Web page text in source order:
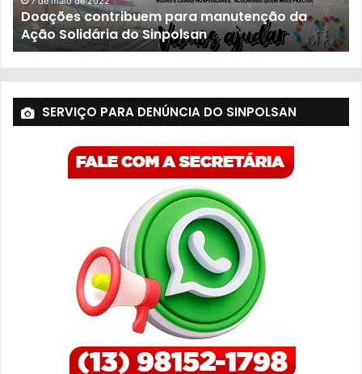
23 de novembro de 2021
População sofre com descaso do governo
SERVIÇO PARA DENÚNCIA DO SINPOLSAN